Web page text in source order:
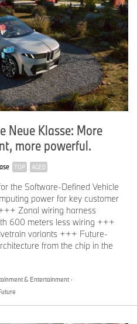
Neue Klasse: More
more powerful.
TOP AGED
the Software-Defined Vehicle
power for key customer
Zonal wiring harness
600 meters less wiring +++
variants +++ Future-
from the chip in the
& Entertainment ·